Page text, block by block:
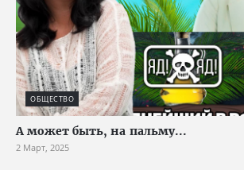
ОБЩЕСТВО
А может быть, на пальму...
2 Март, 2025